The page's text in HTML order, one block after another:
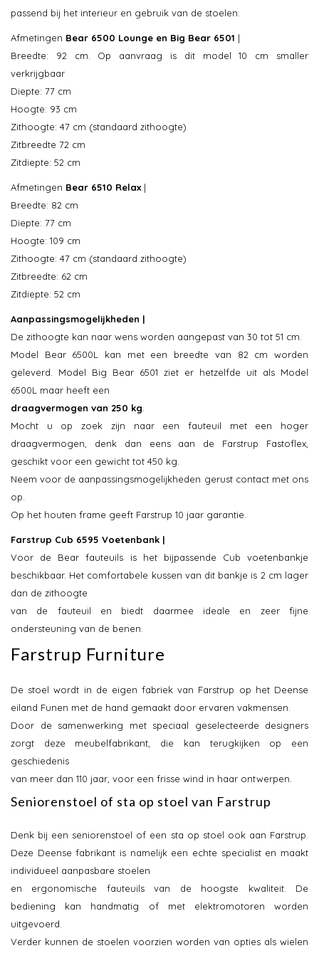
passend bij het interieur en gebruik van de stoelen.
Afmetingen Bear 6500 Lounge en Big Bear 6501 |
Breedte: 92 cm. Op aanvraag is dit model 10 cm smaller
verkrijgbaar
Diepte: 77 cm
Hoogte: 93 cm
Zithoogte: 47 cm (standaard zithoogte)
Zitbreedte 72 cm
Zitdiepte: 52 cm
Afmetingen Bear 6510 Relax |
Breedte: 82 cm
Diepte: 77 cm
Hoogte: 109 cm
Zithoogte: 47 cm (standaard zithoogte)
Zitbreedte: 62 cm
Zitdiepte: 52 cm
Aanpassingsmogelijkheden |
De zithoogte kan naar wens worden aangepast van 30 tot 51 cm.
Model Bear 6500L kan met een breedte van 82 cm worden
geleverd. Model Big Bear 6501 ziet er hetzelfde uit als Model
6500L maar heeft een
draagvermogen van 250 kg.
Mocht u op zoek zijn naar een fauteuil met een hoger
draagvermogen, denk dan eens aan de Farstrup Fastoflex,
geschikt voor een gewicht tot 450 kg.
Neem voor de aanpassingsmogelijkheden gerust contact met ons
op.
Op het houten frame geeft Farstrup 10 jaar garantie.
Farstrup Cub 6595 Voetenbank |
Voor de Bear fauteuils is het bijpassende Cub voetenbankje
beschikbaar. Het comfortabele kussen van dit bankje is 2 cm lager
dan de zithoogte
van de fauteuil en biedt daarmee ideale en zeer fijne
ondersteuning van de benen.
Farstrup Furniture
De stoel wordt in de eigen fabriek van Farstrup op het Deense
eiland Funen met de hand gemaakt door ervaren vakmensen.
Door de samenwerking met speciaal geselecteerde designers
zorgt deze meubelfabrikant, die kan terugkijken op een
geschiedenis
van meer dan 110 jaar, voor een frisse wind in haar ontwerpen.
Seniorenstoel of sta op stoel van Farstrup
Denk bij een seniorenstoel of een sta op stoel ook aan Farstrup.
Deze Deense fabrikant is namelijk een echte specialist en maakt
individueel aanpasbare stoelen
en ergonomische fauteuils van de hoogste kwaliteit. De
bediening kan handmatig of met elektromotoren worden
uitgevoerd.
Verder kunnen de stoelen voorzien worden van opties als wielen